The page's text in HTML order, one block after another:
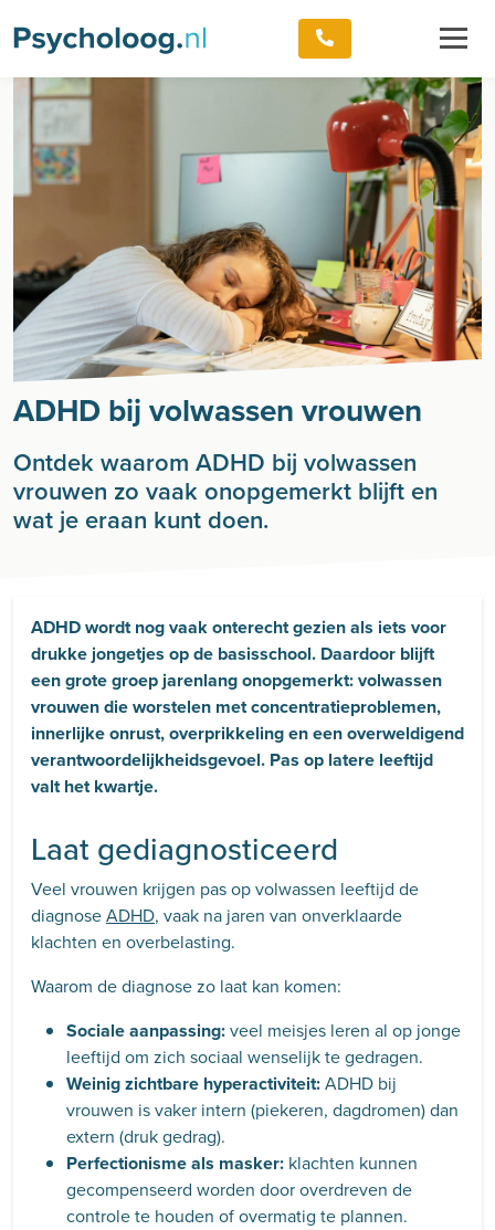
ADHD bij volwassen vrouwen
Ontdek waarom ADHD bij volwassen
vrouwen zo vaak onopgemerkt blijft en
wat je eraan kunt doen.
ADHD wordt nog vaak onterecht gezien als iets voor
drukke jongetjes op de basisschool. Daardoor blijft
een grote groep jarenlang onopgemerkt: volwassen
vrouwen die worstelen met concentratieproblemen,
innerlijke onrust, overprikkeling en een overweldigend
verantwoordelijkheidsgevoel. Pas op latere leeftijd
valt het kwartje.
Laat gediagnosticeerd
Veel vrouwen krijgen pas op volwassen leeftijd de
diagnoseADHD, vaak na jaren van onverklaarde
klachten en overbelasting.
Waarom de diagnose zo laat kan komen:
Sociale aanpassing:veel meisjes leren al op jonge
leeftijd om zich sociaal wenselijk te gedragen.
Weinig zichtbare hyperactiviteit:ADHD bij
vrouwen is vaker intern (piekeren, dagdromen) dan
extern (druk gedrag).
Perfectionisme als masker: klachten kunnen
gecompenseerd worden door overdreven de
controle te houden of overmatig te plannen.